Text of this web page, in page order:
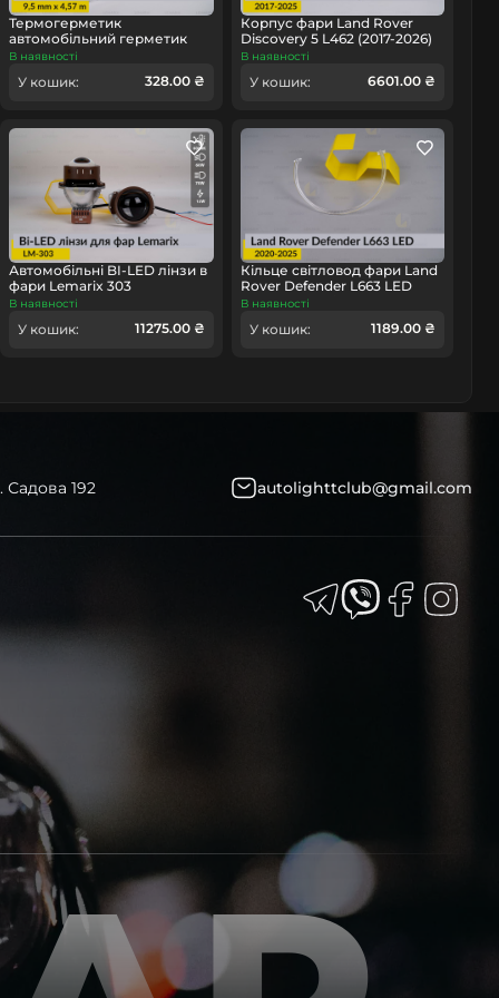
Термогерметик
автомобільний герметик
для фар Orgavyl Оргавіл
В наявності
У кошик: 328.00 ₴
Корпус фари Land Rover
Discovery 5 L462 (2017-2026)
лівий
В наявності
У кошик: 6601.00 ₴
Автомобільні BI-LED лінзи в
фари Lemarix 303
В наявності
У кошик: 11275.00 ₴
Кільце світловод фари Land
Rover Defender L663 LED
(2020-2025) ліве
В наявності
У кошик: 1189.00 ₴
Садова 192 autolighttclub@gmail.com